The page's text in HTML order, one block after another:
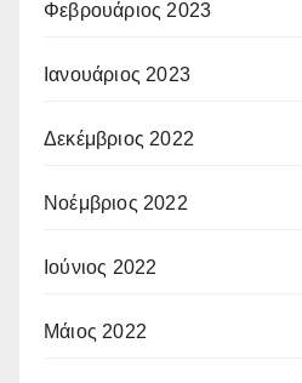
Φεβρουάριος 2023
Ιανουάριος 2023
Δεκέμβριος 2022
Νοέμβριος 2022
Ιούνιος 2022
Μάιος 2022